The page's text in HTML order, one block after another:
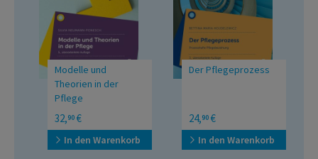
Modelle und
Theorien in der
Pflege
32,90 €
In den Warenkorb
Der Pflegeprozess
Prozesshafte
Pflegebeziehung
24,90 €
In den Warenkorb